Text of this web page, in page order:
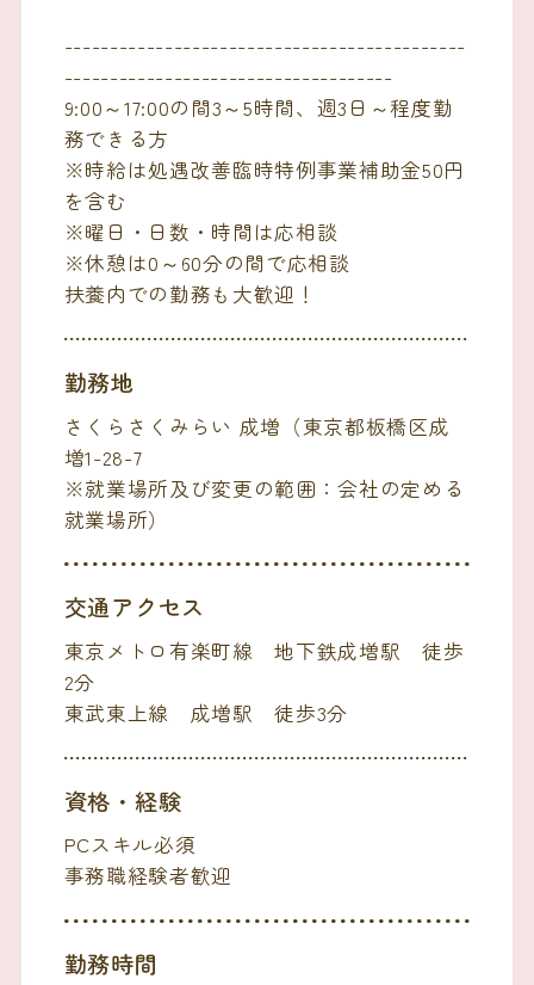
--------------------------------------------
------------------------------------
9:00～17:00の間3～5時間、週3日～程度勤
務できる方
※時給は処遇改善臨時特例事業補助金50円
を含む
※曜日・日数・時間は応相談
※休憩は0～60分の間で応相談
扶養内での勤務も大歓迎！
勤務地
さくらさくみらい 成増（東京都板橋区成
増1-28-7
※就業場所及び変更の範囲：会社の定める
就業場所）
交通アクセス
東京メトロ有楽町線 地下鉄成増駅 徒歩
2分
東武東上線 成増駅 徒歩3分
資格・経験
PCスキル必須
事務職経験者歓迎
勤務時間